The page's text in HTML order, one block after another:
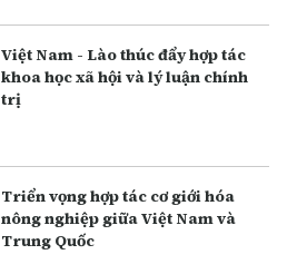
Việt Nam - Lào thúc đẩy hợp tác
khoa học xã hội và lý luận chính
trị
Triển vọng hợp tác cơ giới hóa
nông nghiệp giữa Việt Nam và
Trung Quốc